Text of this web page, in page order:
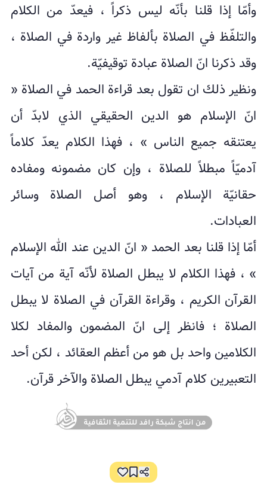
وأمّا إذا قلنا بأنّه ليس ذكراً ، فيعدّ من الكلام
والتلفّظ في الصلاة بألفاظ غير واردة في الصلاة ،
وقد ذكرنا انّ الصلاة عبادة توقيفيّة.
ونظير ذلك ان تقول بعد قراءة الحمد في الصلاة «
انّ الإسلام هو الدين الحقيقي الذي لابدّ أن
يعتنقه جميع الناس » ، فهذا الكلام يعدّ كلاماً
آدميّاً مبطلاً للصلاة ، وإن كان مضمونه ومفاده
حقانيّة الإسلام ، وهو أصل الصلاة وسائر
العبادات.
أمّا إذا قلنا بعد الحمد « انّ الدين عند الله الإسلام
» ، فهذا الكلام لا يبطل الصلاة لأنّه آية من آيات
القرآن الكريم ، وقراءة القرآن في الصلاة لا يبطل
الصلاة ؛ فانظر إلى انّ المضمون والمفاد لكلا
الكلامين واحد بل هو من أعظم العقائد ، لكن أحد
التعبيرين كلام آدمي يبطل الصلاة والآخر قرآن.